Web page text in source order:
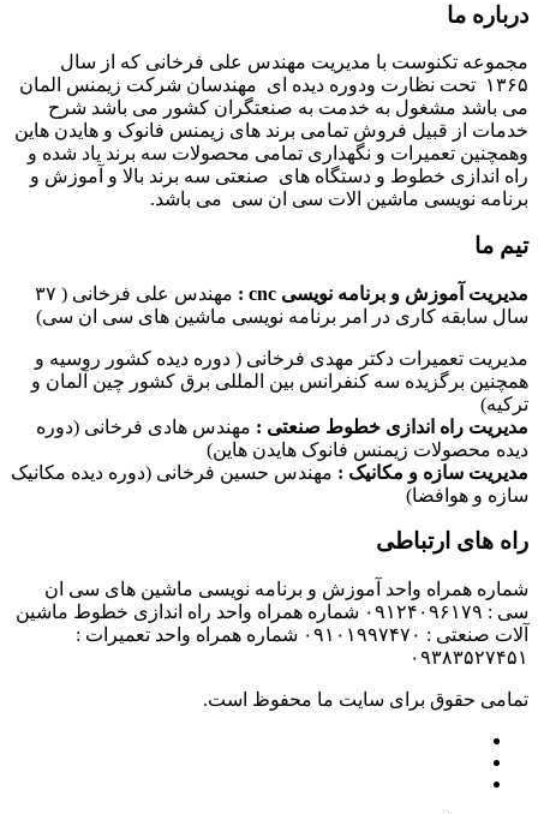
درباره ما
مجموعه تکنوست با مدیریت مهندس علی فرخانی که از سال
۱۳۶۵ تحت نظارت ودوره دیده ای مهندسان شرکت زیمنس المان
می باشد مشغول به خدمت به صنعتگران کشور می باشد شرح
خدمات از قبیل فروش تمامی برند های زیمنس فانوک و هایدن هاین
وهمچنین تعمیرات و نگهداری تمامی محصولات سه برند یاد شده و
راه اندازی خطوط و دستگاه های صنعتی سه برند بالا و آموزش و
برنامه نویسی ماشین الات سی ان سی می باشد.
تیم ما
مدیریت آموزش و برنامه نویسی cnc :
مهندس علی فرخانی ( ۳۷
سال سابقه کاری در امر برنامه نویسی ماشین های سی ان سی)
مدیریت تعمیرات دکتر مهدی فرخانی ( دوره دیده کشور روسیه و
همچنین برگزیده سه کنفرانس بین المللی برق کشور چین آلمان و
ترکیه)
مدیریت راه اندازی خطوط صنعتی : مهندس هادی فرخانی (دوره
دیده محصولات زیمنس فانوک هایدن هاین)
مدیریت سازه و مکانیک : مهندس حسین فرخانی (دوره دیده مکانیک
سازه و هوافضا)
راه های ارتباطی
شماره همراه واحد آموزش و برنامه نویسی ماشین های سی ان
سی : ۰۹۱۲۴۰۹۶۱۷۹ شماره همراه واحد راه اندازی خطوط ماشین
آلات صنعتی : ۰۹۱۰۱۹۹۷۴۷۰ شماره همراه واحد تعمیرات :
۰۹۳۸۳۵۲۷۴۵۱
تمامی حقوق برای سایت ما محفوظ است.